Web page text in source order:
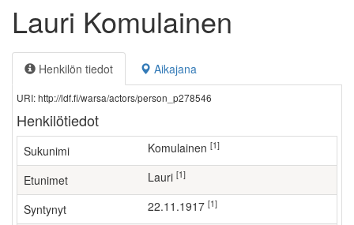
Lauri Komulainen
Henkilön tiedot Aikajana
URI: http://ldf.fi/warsa/actors/person_p278546
Henkilötiedot
Sukunimi Komulainen [1]
Etunimet Lauri [1]
Syntynyt 22.11.1917 [1]